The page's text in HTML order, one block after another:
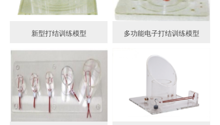
新型打结训练模型 多功能电子打结训练模型